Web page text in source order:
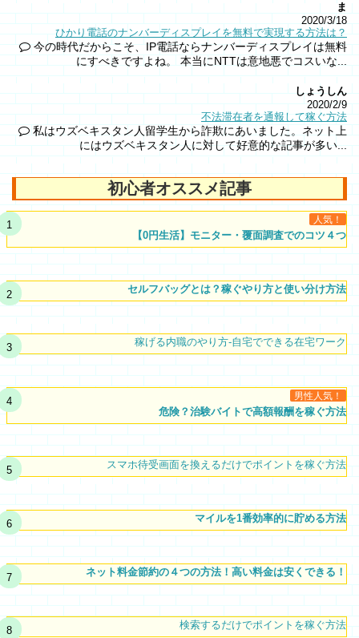
ま
2020/3/18
ひかり電話のナンバーディスプレイを無料で実現する方法は？
今の時代だからこそ、IP電話ならナンバーディスプレイは無料
にすべきですよね。 本当にNTTは意地悪でコスいな...
しょうしん
2020/2/9
不法滞在者を通報して稼ぐ方法
私はウズベキスタン人留学生から詐欺にあいました。ネット上
にはウズベキスタン人に対して好意的な記事が多い...
初心者オススメ記事
人気！
【0円生活】モニター・覆面調査でのコツ４つ
セルフバッグとは？稼ぐやり方と使い分け方法
稼げる内職のやり方-自宅でできる在宅ワーク
男性人気！
危険？治験バイトで高額報酬を稼ぐ方法
スマホ待受画面を換えるだけでポイントを稼ぐ方法
マイルを1番効率的に貯める方法
ネット料金節約の４つの方法！高い料金は安くできる！
検索するだけでポイントを稼ぐ方法